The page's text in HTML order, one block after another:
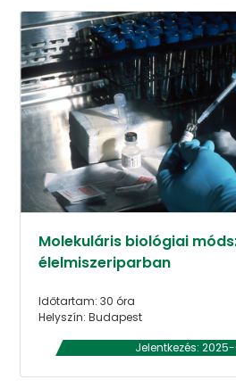
Molekuláris biológiai
élelmiszeriparban
Időtartam: 30 óra
Helyszín: Budapest
Jelentkezés: